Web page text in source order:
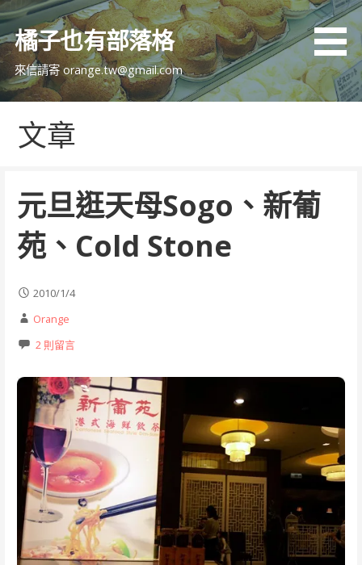
跳
主
內
橘子也有部落格
來信請寄 orange.tw@gmail.com
文章
元旦逛天母Sogo、新葡
苑、Cold Stone
2010/1/4
Orange
2 則留言